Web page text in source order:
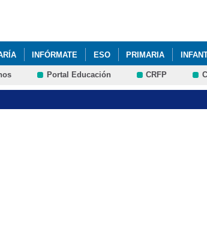
INFÓRMATE ESO PRIMARIA
Portal Educación CRFP